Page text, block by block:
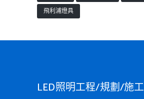
飛利浦燈具
LED照明工程/規劃/施工